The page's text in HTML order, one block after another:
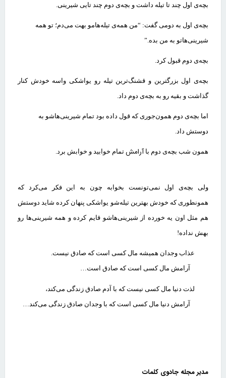
بچه‌ی اول چند تا تیله داشت و بچه‌ی دوم چند تایی شیرینی
بچه‌ی اول به دومی گفت: “من همه‌ی تیله‌هامو بهت می‌دم؛ تو همه
شیرینی‌هاتو به من بده .”
بچه‌ی دوم قبول کرد
بچه‌ی اول بزرگترین و قشنگ‌ترین تیله رو یواشکی واسه خودش کنار
گذاشت و بقیه رو به بچه‌ی دوم داد
اما بچه‌ی دوم همون‌جوری که قول داده بود تمام شیرینی‌هاشو به
دوستش داد
همون شب بچه‌ی دوم با آرامش تمام خوابید و خوابش برد
ولی بچه‌ی اول نمی‌تونست بخوابه چون به این فکر می‌کرد که
همونطوری که خودش بهترین تیله‌شو یواشکی پنهان کرده شاید دوستش
هم مثل اون یه خورده از شیرینی‌هاشو قایم کرده و همه شیرینی‌ها رو
بهش نداده!
عذاب وجدان همیشه مال کسی است که صادق نیست
آرامش مال کسی است که صادق است
لذت دنیا مال کسی نیست که با آدم صادق زندگی می‌کند،
آرامش دنیا مال کسی است که با وجدان صادق زندگی می‌کند
مدیر مجله جادوی کلمات